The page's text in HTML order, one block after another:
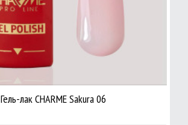
Гель-лак CHARME Sakura 06